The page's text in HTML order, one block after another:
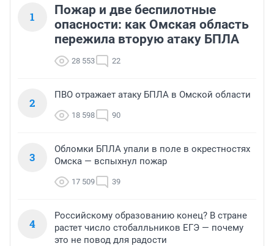
1
Пожар и две беспилотные
опасности: как Омская область
пережила вторую атаку БПЛА
28 553 22
2
ПВО отражает атаку БПЛА в Омской области
18 598 90
3
Обломки БПЛА упали в поле в окрестностях
Омска — вспыхнул пожар
17 509 39
4
Российскому образованию конец? В стране
растет число стобалльников ЕГЭ — почему
это не повод для радости